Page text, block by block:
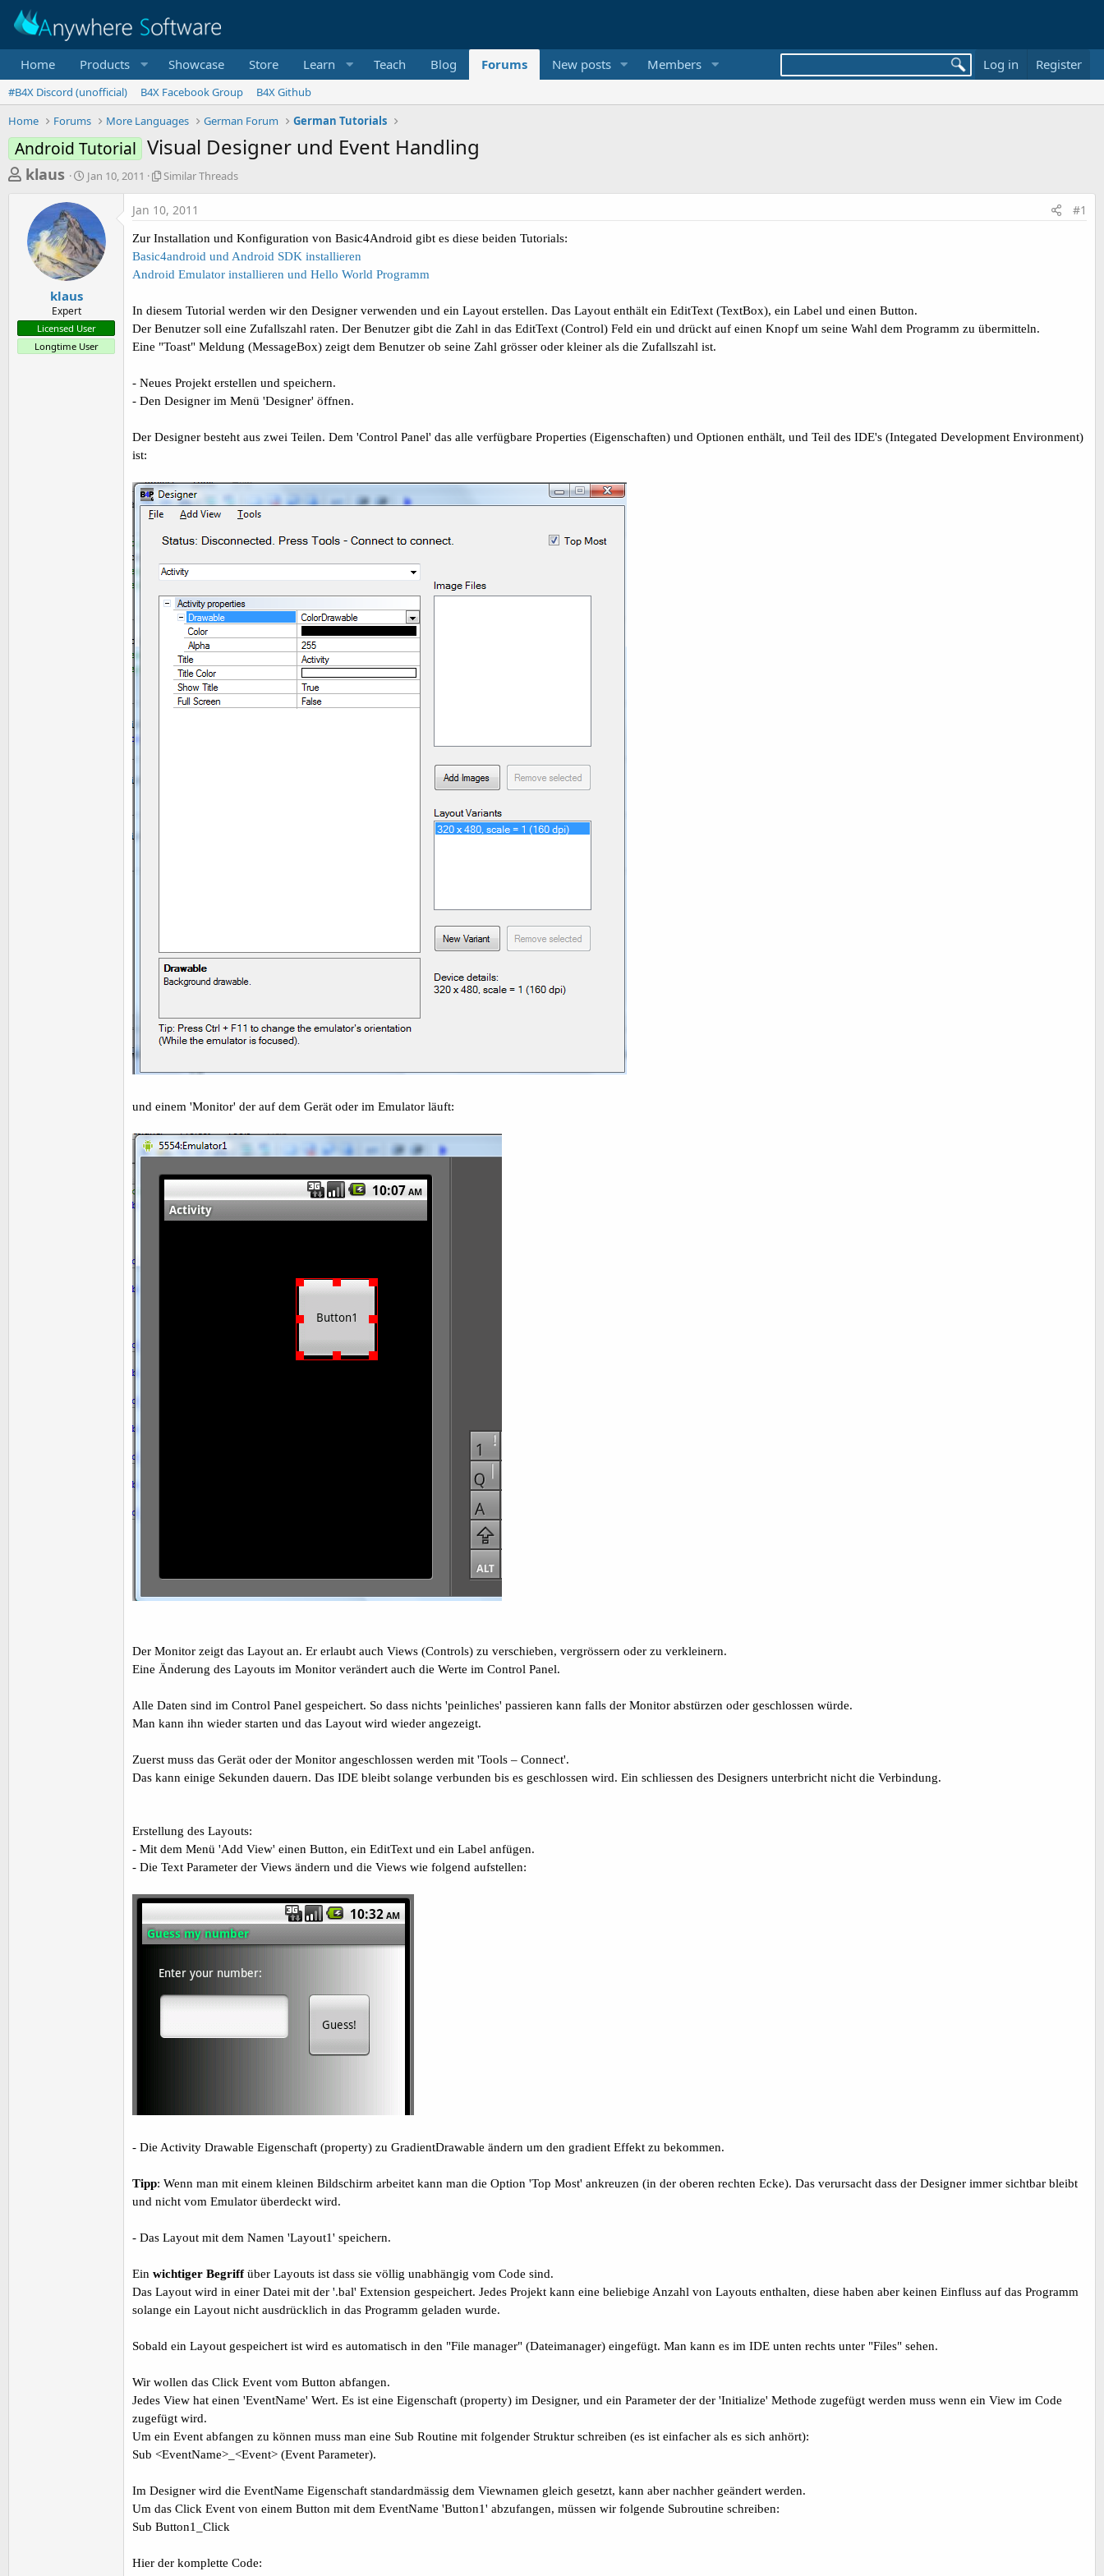
Home Products Showcase Store Learn Teach Blog Forums New posts Members Log in Register
#B4X Discord (unofficial) B4X Facebook Group
B4X Github
Home
Forums More Languages German Forum German Tutorials
Android Tutorial Visual Designer und Event Handling
T
e
a
t
a
r
klaus
S
t
r
d
a
t
Jan 10, 2011
S
i
a
r
T
e
a
d
Similar Threads
klaus
Expert
Licensed User
Longtime User
Jan 10, 2011 #1
Zur Installation und Konfiguration von Basic4Android gibt es diese beiden Tutorials:
Basic4android und Android SDK installieren
Android Emulator installieren und Hello World Programm
In diesem Tutorial werden wir den Designer verwenden und ein Layout erstellen. Das Layout enthält ein EditText (TextBox), ein Label und einen Button.
Der Benutzer soll eine Zufallszahl raten. Der Benutzer gibt die Zahl in das EditText (Control) Feld ein und drückt auf einen Knopf um seine Wahl dem Programm zu übermitteln.
Eine "Toast" Meldung (MessageBox) zeigt dem Benutzer ob seine Zahl grösser oder kleiner als die Zufallszahl ist.
- Neues Projekt erstellen und speichern.
- Den Designer im Menü 'Designer' öffnen.
Der Designer besteht aus zwei Teilen. Dem 'Control Panel' das alle verfügbare Properties (Eigenschaften) und Optionen enthält, und Teil des IDE's (Integated Development Environment)
ist:
und einem 'Monitor' der auf dem Gerät oder im Emulator läuft:
Der Monitor zeigt das Layout an. Er erlaubt auch Views (Controls) zu verschieben, vergrössern oder zu verkleinern.
Eine Änderung des Layouts im Monitor verändert auch die Werte im Control Panel.
Alle Daten sind im Control Panel gespeichert. So dass nichts 'peinliches' passieren kann falls der Monitor abstürzen oder geschlossen würde.
Man kann ihn wieder starten und das Layout wird wieder angezeigt.
Zuerst muss das Gerät oder der Monitor angeschlossen werden mit 'Tools – Connect'.
Das kann einige Sekunden dauern. Das IDE bleibt solange verbunden bis es geschlossen wird. Ein schliessen des Designers unterbricht nicht die Verbindung.
Erstellung des Layouts:
- Mit dem Menü 'Add View' einen Button, ein EditText und ein Label anfügen.
- Die Text Parameter der Views ändern und die Views wie folgend aufstellen:
- Die Activity Drawable Eigenschaft (property) zu GradientDrawable ändern um den gradient Effekt zu bekommen.
Tipp: Wenn man mit einem kleinen Bildschirm arbeitet kann man die Option 'Top Most' ankreuzen (in der oberen rechten Ecke). Das verursacht dass der Designer immer sichtbar bleibt
und nicht vom Emulator überdeckt wird.
- Das Layout mit dem Namen 'Layout1' speichern.
Ein wichtiger Begriffüber Layouts ist dass sie völlig unabhängig vom Code sind.
Das Layout wird in einer Datei mit der '.bal' Extension gespeichert. Jedes Projekt kann eine beliebige Anzahl von Layouts enthalten, diese haben aber keinen Einfluss auf das Programm
solange ein Layout nicht ausdrücklich in das Programm geladen wurde.
Sobald ein Layout gespeichert ist wird es automatisch in den "File manager" (Dateimanager) eingefügt. Man kann es im IDE unten rechts unter "Files" sehen.
Wir wollen das Click Event vom Button abfangen.
Jedes View hat einen 'EventName' Wert. Es ist eine Eigenschaft (property) im Designer, und ein Parameter der der 'Initialize' Methode zugefügt werden muss wenn ein View im Code
zugefügt wird.
Um ein Event abfangen zu können muss man eine Sub Routine mit folgender Struktur schreiben (es ist einfacher als es sich anhört):
Sub <EventName>_<Event> (Event Parameter).
Im Designer wird die EventName Eigenschaft standardmässig dem Viewnamen gleich gesetzt, kann aber nachher geändert werden.
Um das Click Event von einem Button mit dem EventName 'Button1' abzufangen, müssen wir folgende Subroutine schreiben:
Sub Button1_Click
Hier der komplette Code: